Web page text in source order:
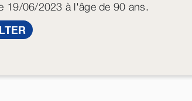
19/06/2023 à l'âge de 90 ans.